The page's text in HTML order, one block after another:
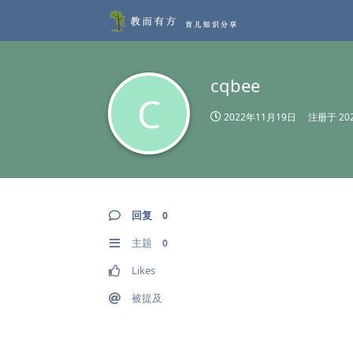
C
cqbee
2022年11月19日 注册于
回复 0
主题 0
Likes
被提及